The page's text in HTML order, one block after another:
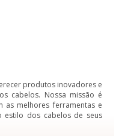
produtos inovadores e
cabelos. Nossa missão é
as melhores ferramentas e
dos cabelos de seus